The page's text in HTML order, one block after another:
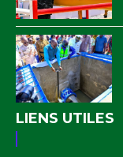
LIENS UTILES